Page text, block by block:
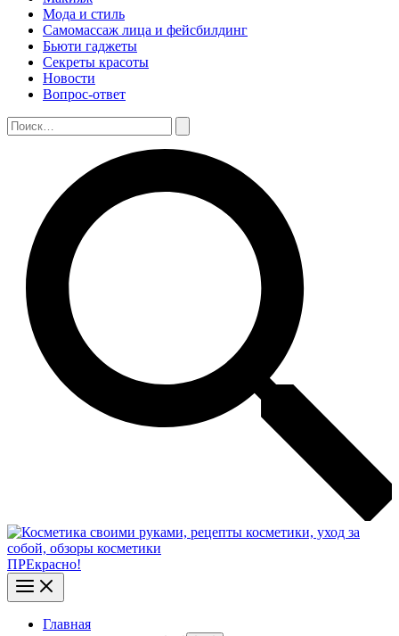
Мода и стиль
Самомассаж лица и фейсбилдинг
Бьюти гаджеты
Секреты красоты
Новости
Вопрос-ответ
Поиск:
ПРЕкрасно!
Главная